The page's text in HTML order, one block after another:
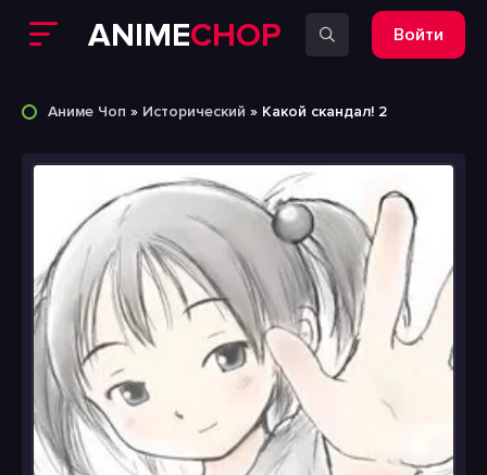
ANIMECHOP Войти
Аниме Чоп » Исторический » Какой скандал! 2